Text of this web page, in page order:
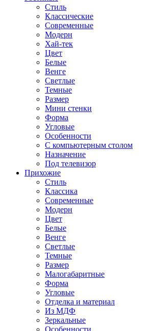
Стиль
Классические
Современные
Модерн
Хай-тек
Цвет
Белые
Венге
Светлые
Темные
Размер
Мини стенки
Форма
Угловые
Особенности
С компьютерным столом
Назначение
Под телевизор
Прихожие
Стиль
Классика
Современные
Модерн
Цвет
Белые
Венге
Светлые
Темные
Размер
Малогабаритные
Форма
Угловые
Отделка и материал
Из МДФ
Зеркальные
Особенности